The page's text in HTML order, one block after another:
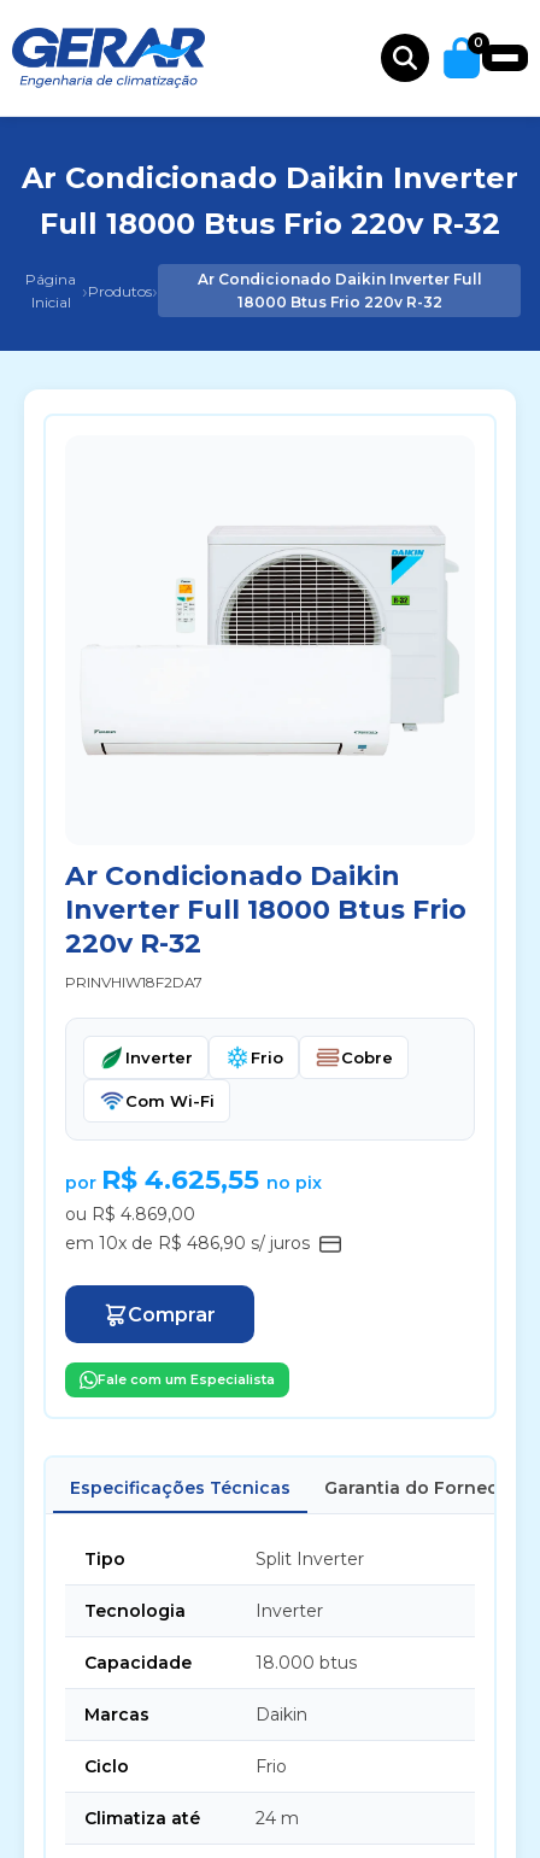
0
Ar Condicionado Daikin Inverter
Full 18000 Btus Frio 220v R-32
Página
Inicial
›Produtos›
Ar Condicionado Daikin Inverter Full
18000 Btus Frio 220v R-32
Ar Condicionado Daikin
Inverter Full 18000 Btus Frio
220v R-32
PRINVHIW18F2DA7
Inverter Frio Cobre
Com Wi-Fi
por R$ 4.625,55 no pix
ou R$ 4.869,00
em 10x de R$ 486,90 s/ juros
Comprar
Fale com um Especialista
Especificações Técnicas Garantia do Fornecedor
Tipo Split Inverter
Tecnologia Inverter
Capacidade 18.000 btus
Marcas Daikin
Ciclo Frio
Climatiza até 24 m